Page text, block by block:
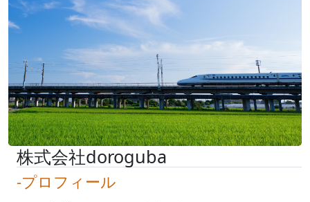
株式会社doroguba
-プロフィール